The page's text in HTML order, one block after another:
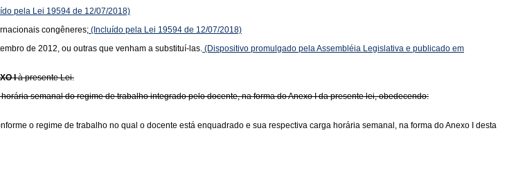
pela Lei 19594 de 12/07/2018)
congêneres; (Incluído pela Lei 19594 de 12/07/2018)
de 2012, ou outras que venham a substituí-las. (Dispositivo promulgado pela Assembléia Legislativa e publicado em
Ià presente Lei.
semanal do regime de trabalho integrado pelo docente, na forma do Anexo I da presente lei, obedecendo:
o regime de trabalho no qual o docente está enquadrado e sua respectiva carga horária semanal, na forma do Anexo I desta